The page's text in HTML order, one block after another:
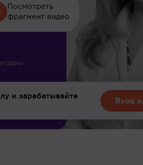
Посмотреть
фрагмент видео
и зарабатывайте
Вход